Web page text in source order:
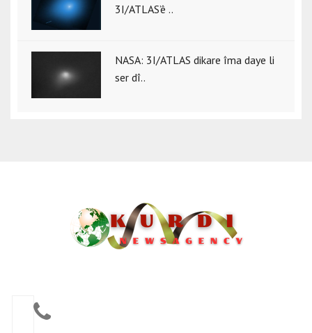
3I/ATLAS’ê ..
NASA: 3I/ATLAS dikare îma daye li
ser dî..